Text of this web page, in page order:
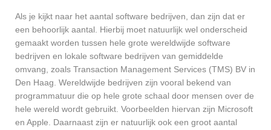
Als je kijkt naar het aantal software bedrijven, dan zijn dat er
een behoorlijk aantal. Hierbij moet natuurlijk wel onderscheid
gemaakt worden tussen hele grote wereldwijde software
bedrijven en lokale software bedrijven van gemiddelde
omvang, zoals Transaction Management Services (TMS) BV in
Den Haag. Wereldwijde bedrijven zijn vooral bekend van
programmatuur die op hele grote schaal door mensen over de
hele wereld wordt gebruikt. Voorbeelden hiervan zijn Microsoft
en Apple. Daarnaast zijn er natuurlijk ook een groot aantal